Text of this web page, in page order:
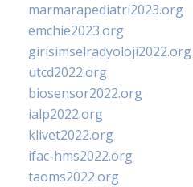
marmarapediatri2023.org
emchie2023.org
girisimselradyoloji2022.org
utcd2022.org
biosensor2022.org
ialp2022.org
klivet2022.org
ifac-hms2022.org
taoms2022.org